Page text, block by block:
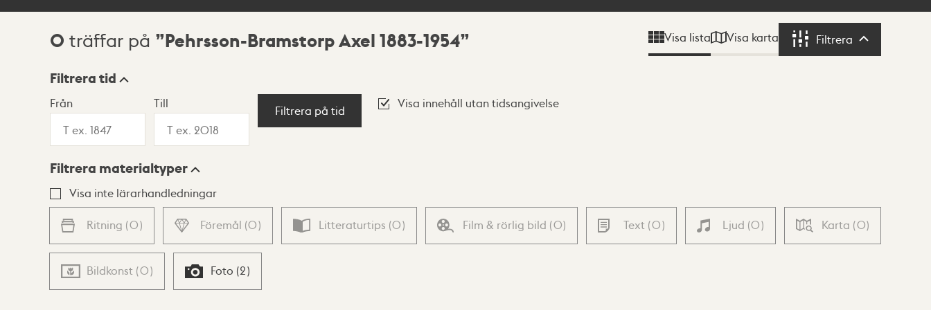
Sökresultat
0 träffar på Pehrsson-Bramstorp Axel 1883-1954 Visa lista Visa karta Filtrera Filtrera
Visningsläge
Lista Karta
Filtrera tid
Från Till
Filtrera på tid
Visa innehåll utan tidsangivelse
Filtrera materialtyper
Visa inte lärarhandledningar
Ritning (0) Föremål (0) Litteraturtips (0) Film & rörlig bild (0) Text (0) Ljud (0) Karta (0)
Bildkonst (0) Foto (2)